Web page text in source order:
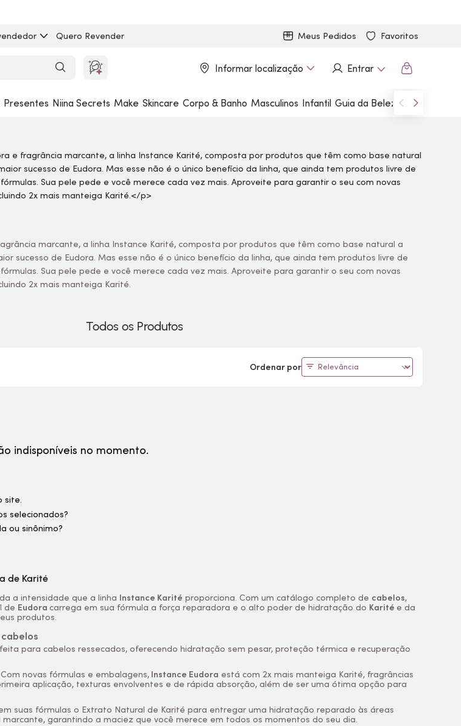
Quero Revender Meus Pedidos Favoritos
Informar localização Entrar
Presentes Niina Secrets Make Skincare Corpo & Banho Masculinos Infantil Guia da Beleza Marcas
marcante, a linha Instance Karité, composta por produtos que têm como base natural a
sucesso de Eudora. Mas esse não é o único benefício da linha, que ainda tem produtos livre de
Sua pele pede e você merece cada vez mais. Aproveite para garantir o seu com novas
2x mais manteiga Karité.
Todos os Produtos
Ordenar por
indisponíveis no momento.
site.
selecionados?
ou sinônimo?
de Karité
a intensidade que a linha Instance Karité proporciona. Com um catálogo completo de cabelos,
de Eudoracarrega em sua fórmula a força reparadora e o alto poder de hidratação do Karité e da
produtos.
para cabelos ressecados, oferecendo hidratação sem pesar, proteção térmica e recuperação
novas fórmulas e embalagens, Instance Eudora está com 2x mais manteiga Karité, fragrâncias
aplicação, texturas envolventes e de rápida absorção, além de ser uma ótima opção para
suas fórmulas o Extrato Natural de Karité para entregar uma hidratação reparado às áreas
garantindo a maciez que você merece em todos os momentos do seu dia.